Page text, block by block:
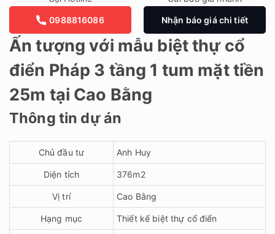
Ấn tượng với mẫu biệt thự cổ
điển Pháp 3 tầng 1 tum mặt tiền
25m tại Cao Bằng
Thông tin dự án
Chủ đầu tư Anh Huy
Diện tích 376m2
Vị trí Cao Bằng
Hạng mục Thiết kế biệt thự cổ điển
0988816086 Nhận báo giá chi tiết